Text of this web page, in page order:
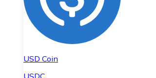
USD Coin
USDC